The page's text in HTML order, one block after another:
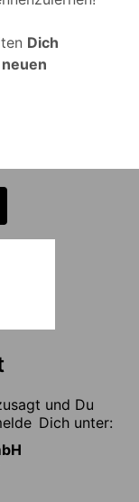
Dich
und Du
Dich unter: